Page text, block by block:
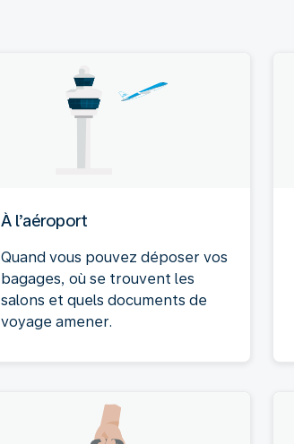
À l’aéroport
Quand vous pouvez déposer vos
bagages, où se trouvent les
salons et quels documents de
voyage amener.